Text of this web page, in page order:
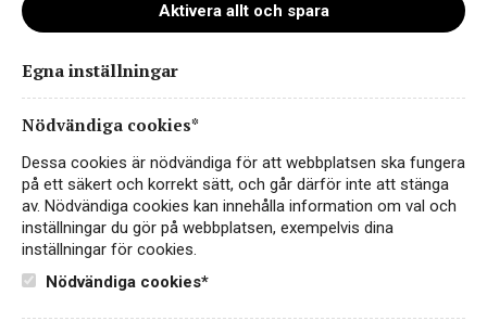
Vårt hållbarhetsarbete
Aktivera allt och spara
Egna inställningar
Nödvändiga cookies*
Dessa cookies är nödvändiga för att webbplatsen ska fungera
på ett säkert och korrekt sätt, och går därför inte att stänga
av. Nödvändiga cookies kan innehålla information om val och
inställningar du gör på webbplatsen, exempelvis dina
inställningar för cookies.
Nödvändiga cookies*